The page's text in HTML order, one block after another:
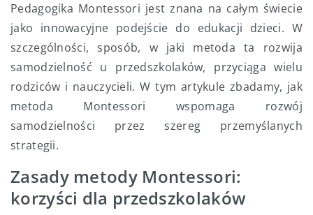
Pedagogika Montessori jest znana na całym świecie
jako innowacyjne podejście do edukacji dzieci. W
szczególności, sposób, w jaki metoda ta rozwija
samodzielność u przedszkolaków, przyciąga wielu
rodziców i nauczycieli. W tym artykule zbadamy, jak
metoda Montessori wspomaga rozwój
samodzielności przez szereg przemyślanych
strategii.
Zasady metody Montessori:
korzyści dla przedszkolaków